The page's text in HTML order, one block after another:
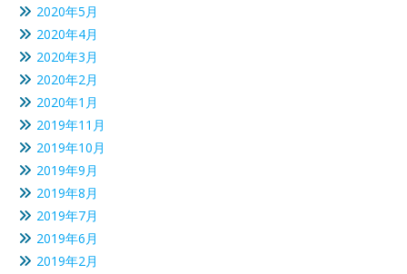
2020年5月
2020年4月
2020年3月
2020年2月
2020年1月
2019年11月
2019年10月
2019年9月
2019年8月
2019年7月
2019年6月
2019年2月